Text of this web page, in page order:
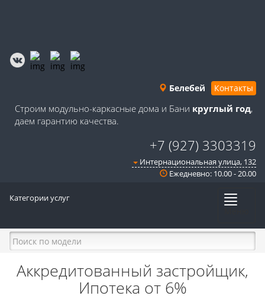
Белебей Контакты
Строим модульно-каркасные дома и Бани круглый год,
даем гарантию качества.
+7 (927) 3303319
Интернациональная улица, 132
Ежедневно: 10.00 - 20.00
Категории услуг
Аккредитованный застройщик,
Ипотека от 6%